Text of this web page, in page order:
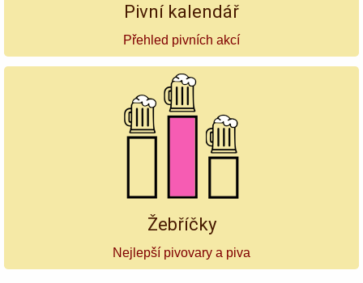
Pivní kalendář
Přehled pivních akcí
Žebříčky
Nejlepší pivovary a piva